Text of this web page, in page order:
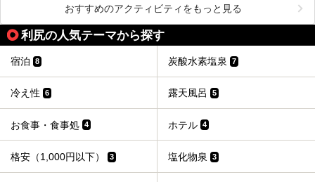
おすすめのアクティビティをもっと見る
利尻の人気テーマから探す
宿泊 8 炭酸水素塩泉 7
冷え性 6 露天風呂 5
お食事・食事処 4 ホテル 4
格安（1,000円以下） 3 塩化物泉 3